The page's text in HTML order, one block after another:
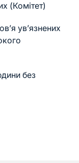
(Комітет)
ув’язнених
без